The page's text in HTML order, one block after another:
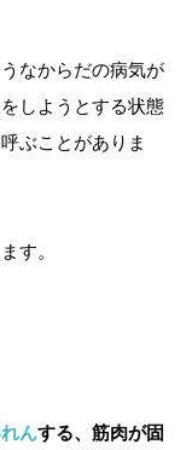
なからだの病気が
しようとする状態
呼ぶことがありま
す。
んする、筋肉が固